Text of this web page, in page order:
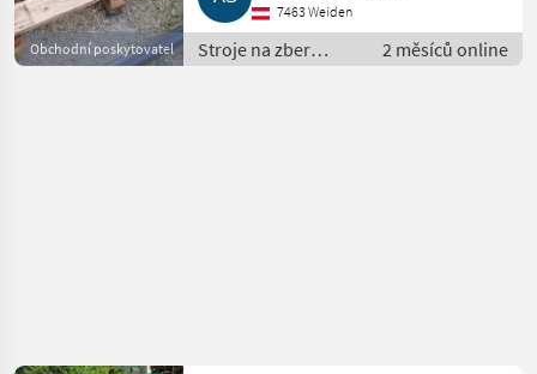
Obchodní poskytovatel
7463 Weiden
Stroje na zber
objemových krmív /
2 měsíců online